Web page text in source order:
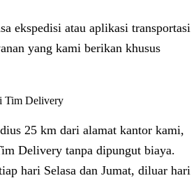
ekspedisi atau aplikasi transportasi
yang kami berikan khusus
Tim Delivery
25 km dari alamat kantor kami,
Delivery tanpa dipungut biaya.
hari Selasa dan Jumat, diluar hari